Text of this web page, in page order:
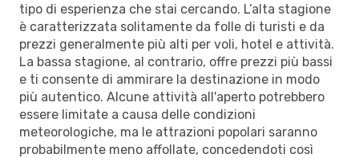
tipo di esperienza che stai cercando. L’alta stagione
è caratterizzata solitamente da folle di turisti e da
prezzi generalmente più alti per voli, hotel e attività.
La bassa stagione, al contrario, offre prezzi più bassi
e ti consente di ammirare la destinazione in modo
più autentico. Alcune attività all'aperto potrebbero
essere limitate a causa delle condizioni
meteorologiche, ma le attrazioni popolari saranno
probabilmente meno affollate, concedendoti così